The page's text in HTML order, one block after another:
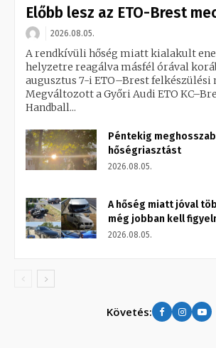
Előbb lesz az ETO-Brest
2026.08.05.
A rendkívüli hőség miatt kialakult
helyzetre reagálva másfél órával
augusztus 7-i ETO–Brest felkészülési
Megváltozott a Győri Audi ETO
Handball...
Péntekig
hőségriasztást
2026.08.05.
A hőség miatt jóval
még jobban kell
2026.08.05.
Követés: